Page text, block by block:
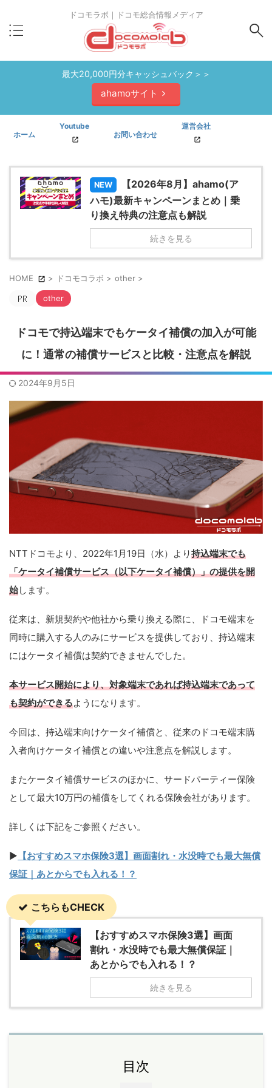
ドコモラボ｜ドコモ総合情報メディア
最大20,000円分キャッシュバック＞＞
ahamoサイト
ホーム
Youtube
お問い合わせ
運営会社
NEW
【2026年8月】ahamo(ア
ハモ)最新キャンペーンまとめ｜乗
り換え特典の注意点も解説
続きを見る
HOME > ドコモコラボ > other >
other
ドコモで持込端末でもケータイ補償の加入が可能
に！通常の補償サービスと比較・注意点を解説
2024年9月5日
NTTドコモより、2022年1月19日（水）より持込端末でも
「ケータイ補償サービス（以下ケータイ補償）」の提供を開
始します。
従来は、新規契約や他社から乗り換える際に、ドコモ端末を
同時に購入する人のみにサービスを提供しており、持込端末
にはケータイ補償は契約できませんでした。
本サービス開始により、対象端末であれば持込端末であって
も契約ができるようになります。
今回は、持込端末向けケータイ補償と、従来のドコモ端末購
入者向けケータイ補償との違いや注意点を解説します。
またケータイ補償サービスのほかに、サードパーティー保険
として最大10万円の補償をしてくれる保険会社があります。
詳しくは下記をご参照ください。
▶ 【おすすめスマホ保険3選】画面割れ・水没時でも最大無償
保証｜あとからでも入れる！？
こちらもCHECK
【おすすめスマホ保険3選】画面
割れ・水没時でも最大無償保証｜
あとからでも入れる！？
続きを見る
目次